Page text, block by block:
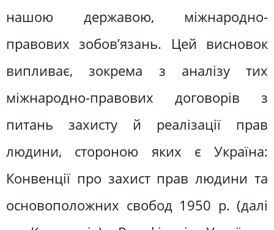
нашою державою, міжнародно-
правових зобов’язань. Цей висновок
випливає, зокрема з аналізу тих
міжнародно-правових договорів з
питань захисту й реалізації прав
людини, стороною яких є Україна:
Конвенції про захист прав людини та
основоположних свобод 1950 р. (далі